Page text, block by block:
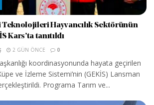
Teknolojileri Hayvancılık Sektörünün
Kars’ta tanıtıldı
2 GÜN ÖNCE 0
koordinasyonunda hayata geçirilen
ve İzleme Sistemi’nin (GEKİS) Lansman
Programa Tarım ve...